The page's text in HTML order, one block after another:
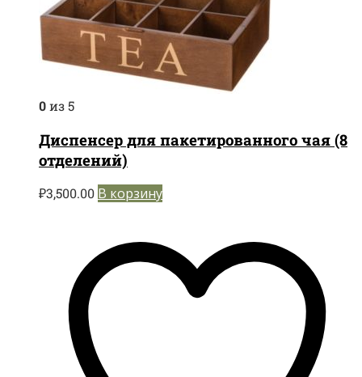
0из 5
Диспенсер для пакетированного чая (8
отделений)
₽3,500.00 В корзину